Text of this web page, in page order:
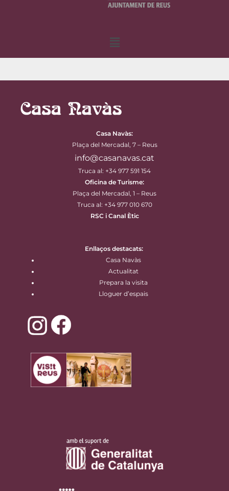
Menu
Casa Navàs:
Plaça del Mercadal, 7 – Reus
info@casanavas.cat
Truca al: +34 977 591 154
Oficina de Turisme:
Plaça del Mercadal, 1 – Reus
Truca al: +34 977 010 670
RSC i Canal Ètic
Enllaços destacats:
Casa Navàs
Actualitat
Prepara la visita
Lloguer d’espais